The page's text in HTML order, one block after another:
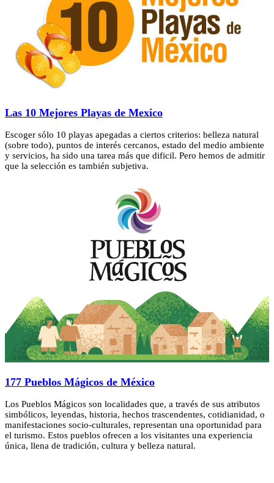
Las 10 Mejores Playas de Mexico
Escoger sólo 10 playas apegadas a ciertos criterios: belleza natural
(sobre todo), puntos de interés cercanos, estado del medio ambiente
y servicios, ha sido una tarea más que dificil. Pero hemos de admitir
que la selección es también subjetiva.
177 Pueblos Mágicos de México
Los Pueblos Mágicos son localidades que, a través de sus atributos
simbólicos, leyendas, historia, hechos trascendentes, cotidianidad, o
manifestaciones socio-culturales, representan una oportunidad para
el turismo. Estos pueblos ofrecen a los visitantes una experiencia
única, llena de tradición, cultura y belleza natural.